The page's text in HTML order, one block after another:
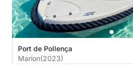
Port de Pollença
Marion(2023)